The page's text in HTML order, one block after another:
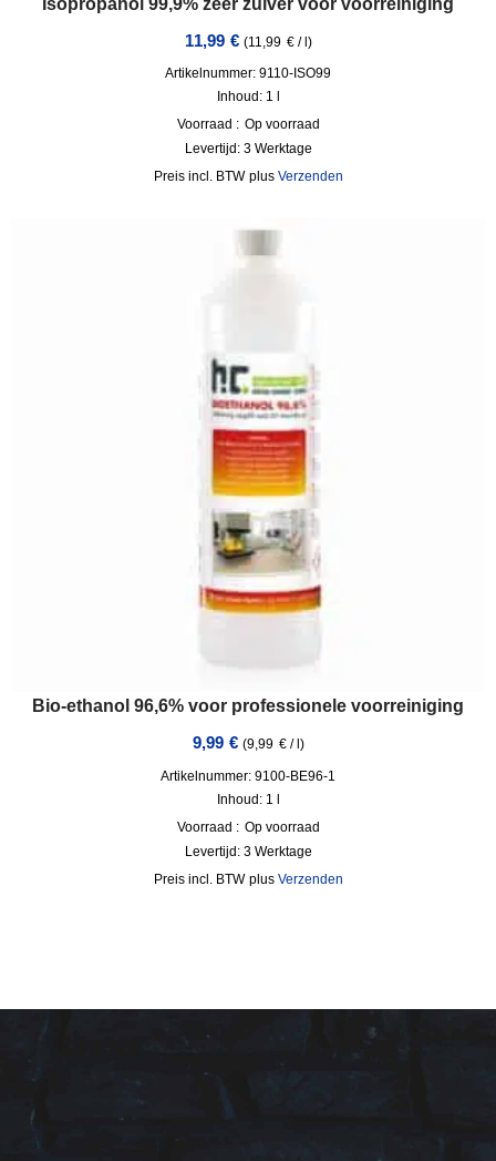
11,99 € (11,99 €/l)
Artikelnummer: 9110-ISO99
Inhoud: 1
Voorraad : Op voorraad
Levertijd: 3 Werktage
incl. BTW plus Verzenden
Bio-ethanol 96,6% voor professionele voorreiniging
9,99 € (9,99 €/ )
Artikelnummer: 9100-BE96-1
Inhoud: 1 l
Voorraad : Op voorraad
Levertijd: 3 Werktage
incl. BTW plus Verzenden